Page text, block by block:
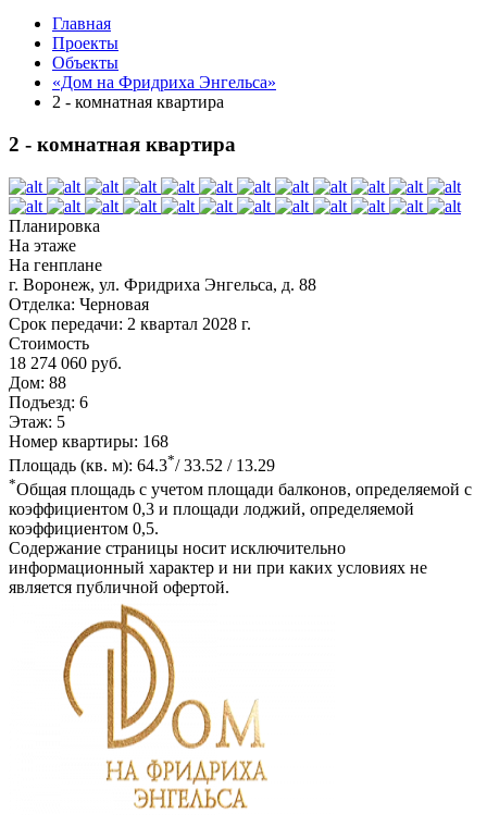
Главная
Проекты
Объекты
«Дом на Фридриха Энгельса»
2 - комнатная квартира
2 - комнатная квартира
Планировка
На этаже
На генплане
г. Воронеж, ул. Фридриха Энгельса, д. 88
Отделка: Черновая
Срок передачи: 2 квартал 2028 г.
Стоимость
18 274 060 руб.
Дом: 88
Подъезд: 6
Этаж: 5
Номер квартиры: 168
Площадь (кв. м): 64.3*/ 33.52 / 13.29
*Общая площадь с учетом площади балконов, определяемой с
коэффициентом 0,3 и площади лоджий, определяемой
коэффициентом 0,5.
Содержание страницы носит исключительно
информационный характер и ни при каких условиях не
является публичной офертой.